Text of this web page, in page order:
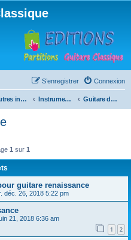
Connexion
S’enregistrer
Autres instruments à cordes pincées, ou styles Instruments anciens Guitare de la Renaissance
1 sur 1
guitare renaissance
déc. 26, 2018 5:22 pm
21, 2018 6:36 am
1 2